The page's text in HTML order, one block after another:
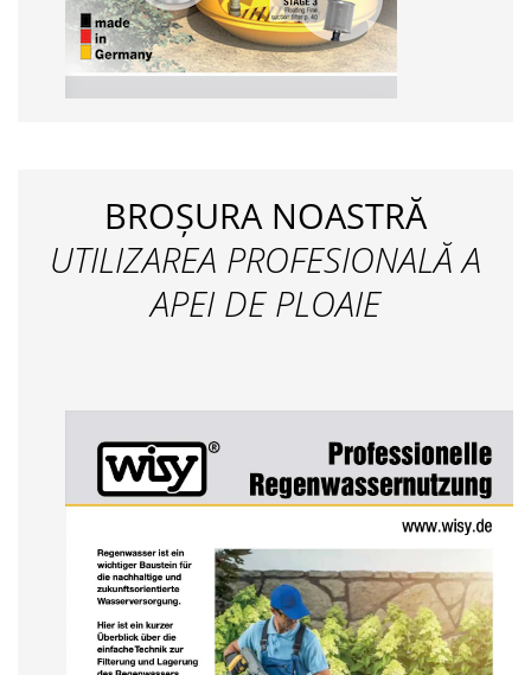
BROȘURA NOASTRĂ
UTILIZAREA PROFESIONALĂ A
APEI DE PLOAIE